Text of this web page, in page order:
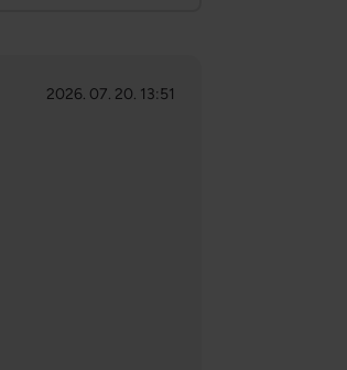
2026. 07. 20. 13:51